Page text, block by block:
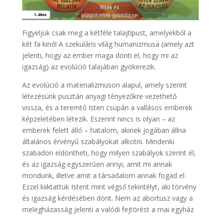
Figyeljük csak meg a kétféle talajtípust, amelyekből a
két fa kinő! A szekuláris világ humanizmusa (amely azt
jelenti, hogy az ember maga dönti el, hogy mi az
igazság) az evolúció talajában gyökerezik.
Az evolúció a materializmuson alapul, amely szerint
létezésünk pusztán anyagi tényezőkre vezethető
vissza, és a teremtő Isten csupán a vallásos emberek
képzeletében létezik. Eszerint nincs is olyan – az
emberek felett álló – hatalom, akinek jogában állna
általános érvényű szabályokat alkotni. Mindenki
szabadon eldöntheti, hogy milyen szabályok szerint él,
és az igazság egyszerűen annyi, amit mi annak
mondunk, illetve amit a társadalom annak fogad el.
Ezzel kiiktattuk Istent mint végső tekintélyt, aki törvény
és igazság kérdésében dönt. Nem az abortusz vagy a
melegházasság jelenti a valódi fejtörést a mai egyház